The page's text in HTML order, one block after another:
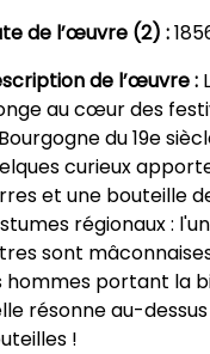
de l’œuvre (2) :
de l’œuvre :
au cœur des
du 19e
curieux
et une bouteille
régionaux :
sont
hommes portant la
résonne au-
!